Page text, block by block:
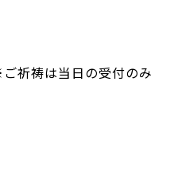
祈祷は当日の受付のみ